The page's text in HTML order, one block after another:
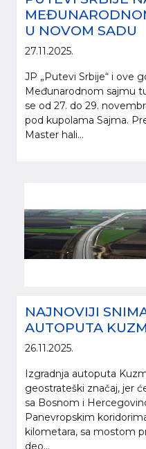
U NOVOM SADU
27.11.2025.
JP „Putevi Srbije“ i ove
Međunarodnom sajmu
se od 27. do 29.
pod kupolama Sajma.
Master hali...
NAJNOVIJI
AUTOPUTA
26.11.2025.
Izgradnja autoputa
geostrateški značaj, jer
sa Bosnom i
Panevropskim
kilometara, sa mostom
deo...